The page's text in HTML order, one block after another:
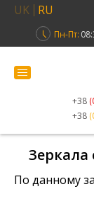
UK RU
Пн-Пт:
+38
+38
По данному